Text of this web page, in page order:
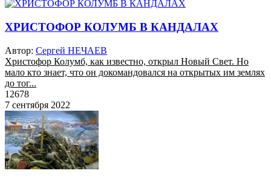
ХРИСТОФОР КОЛУМБ В КАНДАЛАХ
Автор: Сергей НЕЧАЕВ
Христофор Колумб, как известно, открыл Новый Свет. Но
мало кто знает, что он докомандовался на открытых им землях
до тог...
12678
7 сентября 2022